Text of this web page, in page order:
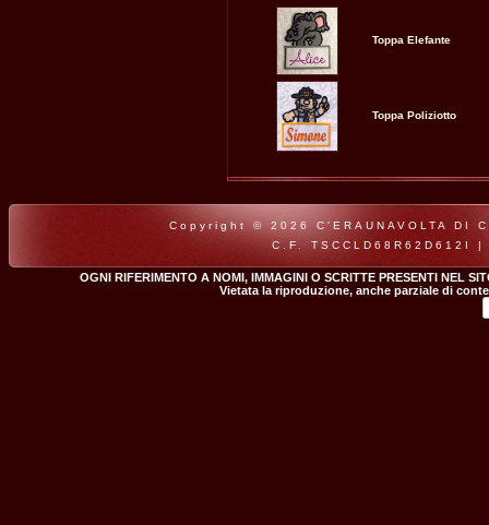
Toppa Elefante
Toppa Poliziotto
Copyright © 2026 C'ERAUNAVOLTA
C.F. TSCCLD68R62D612I
OGNI RIFERIMENTO A NOMI, IMMAGINI O SCRITTE PRESENTI NEL
Vietata la riproduzione, anche parziale di